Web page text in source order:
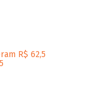
R$ 62,5